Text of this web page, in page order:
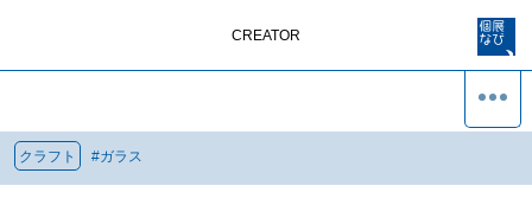
CREATOR
クラフト #ガラス